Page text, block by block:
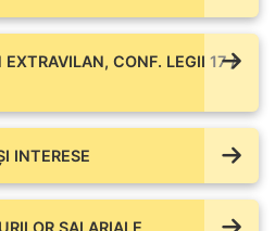
EXTRAVILAN, CONF. LEGII 17 /
INTERESE
SALARIALE